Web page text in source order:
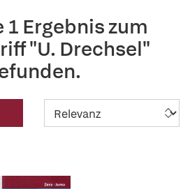
1 Ergebnis zum
"U. Drechsel"